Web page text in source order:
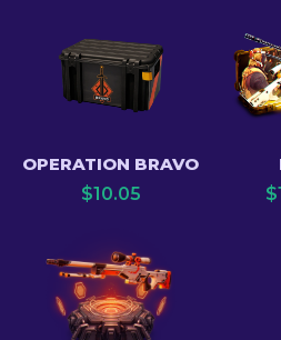
OPERATION BRAVO
$10.05
$